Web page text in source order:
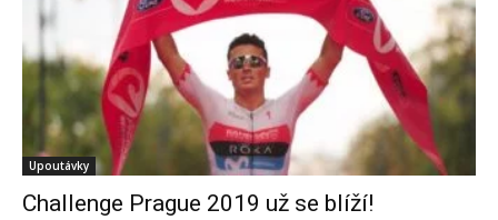
Upoutávky
Challenge Prague 2019 už se blíží!